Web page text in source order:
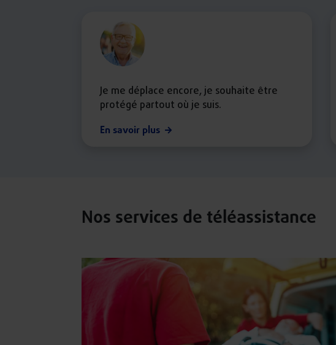
Je me déplace encore, je souhaite être
protégé partout où je suis.
En savoir plus
Nos services de téléassistance